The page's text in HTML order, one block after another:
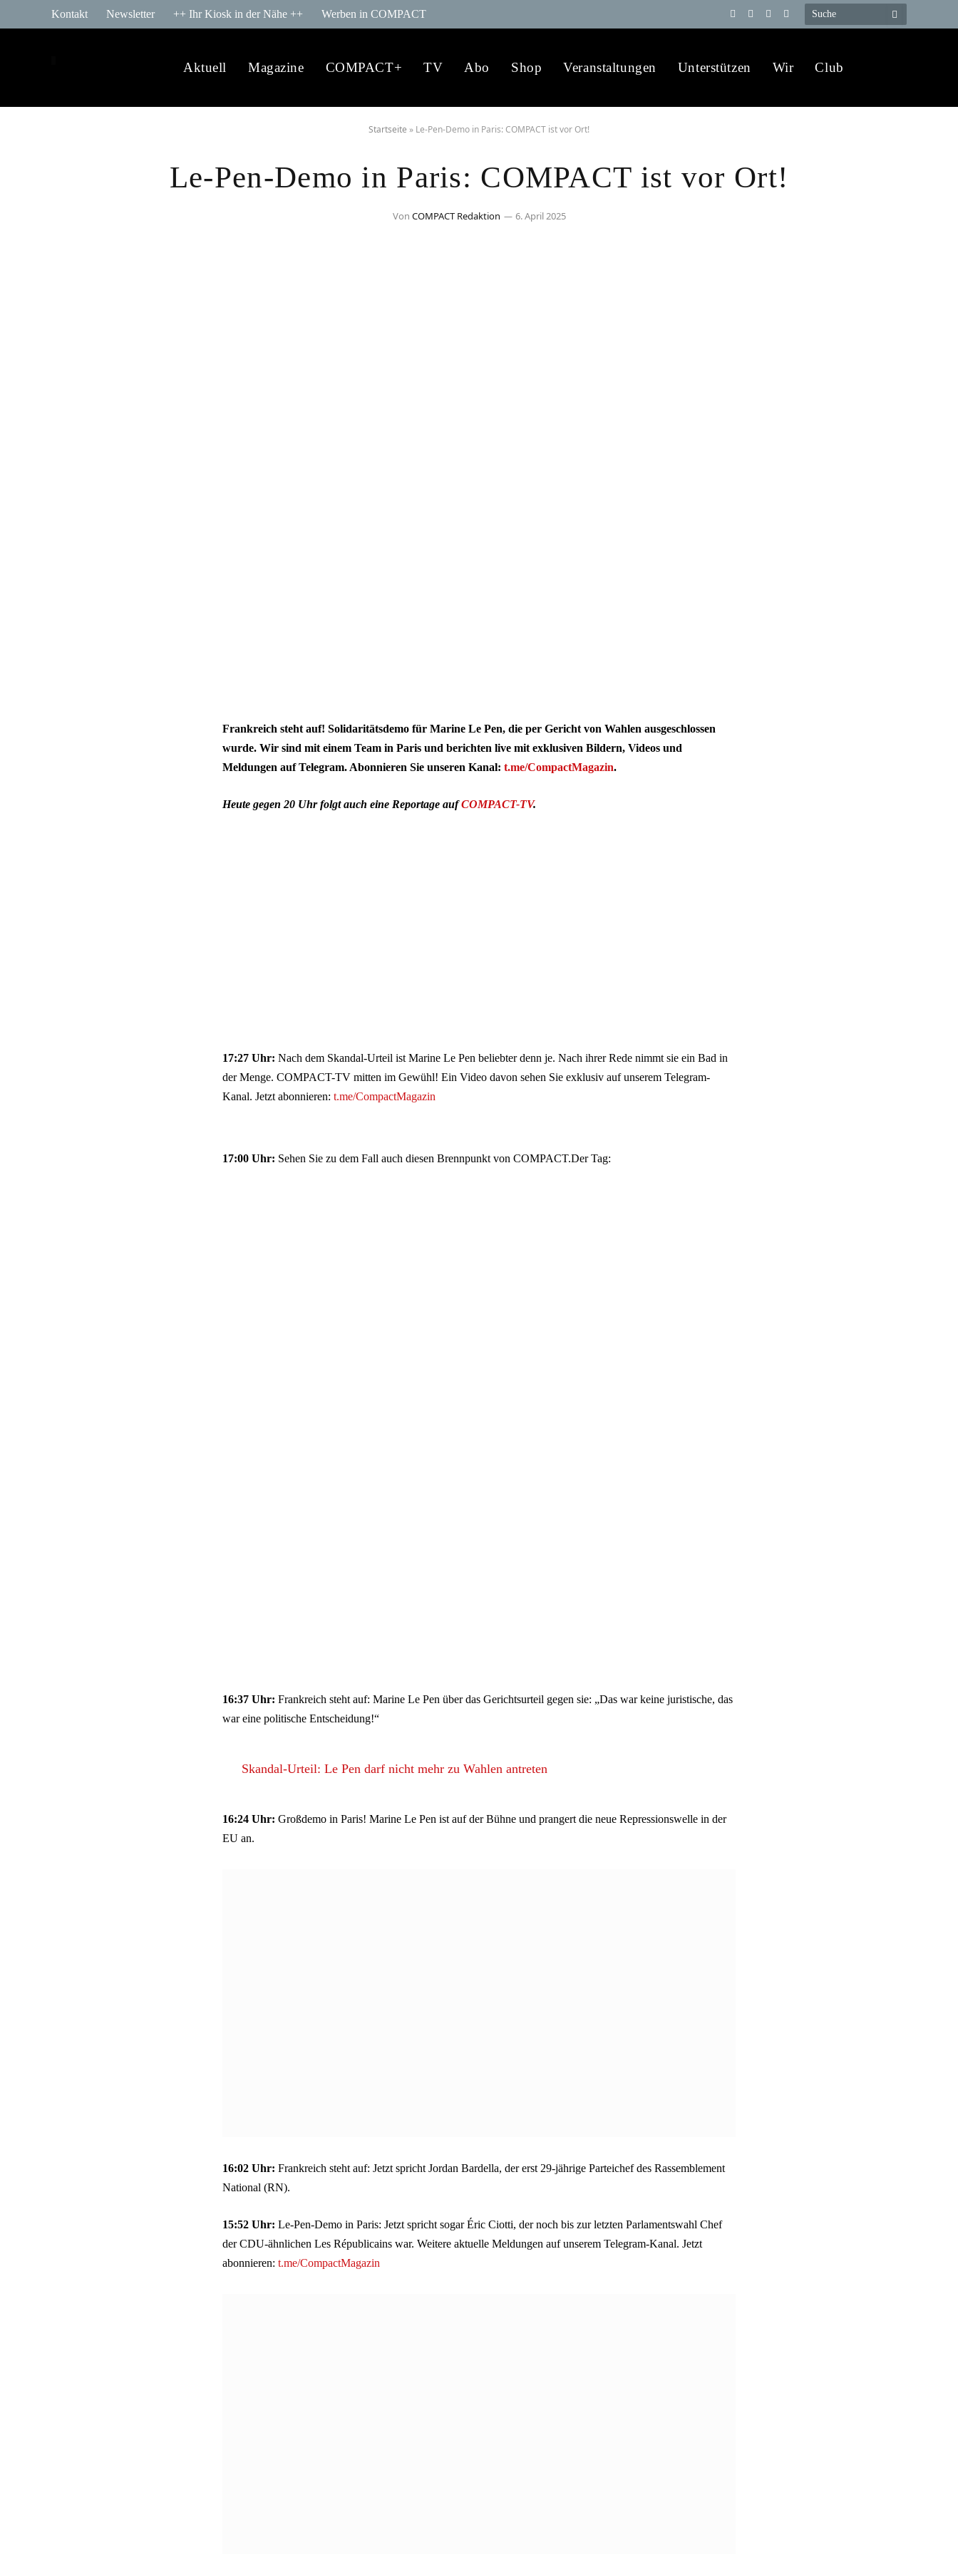
Kontakt Newsletter ++ Ihr Kiosk in der Nähe ++ Werben in COMPACT
Telegram
YouTube
X
WhatsApp
Aktuell Magazine COMPACT+ TV Abo Shop Veranstaltungen Unterstützen Wir Club
Startseite » Le-Pen-Demo in Paris: COMPACT ist vor Ort!
Le-Pen-Demo in Paris: COMPACT ist vor Ort!
Von COMPACT Redaktion 6. April 2025
Frankreich steht auf! Solidaritätsdemo für Marine Le Pen, die per Gericht von Wahlen ausgeschlossen
wurde. Wir sind mit einem Team in Paris und berichten live mit exklusiven Bildern, Videos und
Meldungen auf Telegram. Abonnieren Sie unseren Kanal: t.me/CompactMagazin.
Heute gegen 20 Uhr folgt auch eine Reportage aufCOMPACT-TV.
17:27 Uhr: Nach dem Skandal-Urteil ist Marine Le Pen beliebter denn je. Nach ihrer Rede nimmt sie ein Bad in
der Menge. COMPACT-TV mitten im Gewühl! Ein Video davon sehen Sie exklusiv auf unserem Telegram-
Kanal. Jetzt abonnieren: t.me/CompactMagazin
17:00 Uhr: Sehen Sie zu dem Fall auch diesen Brennpunkt von COMPACT.Der Tag:
16:37 Uhr: Frankreich steht auf: Marine Le Pen über das Gerichtsurteil gegen sie: „Das war keine juristische, das
war eine politische Entscheidung!“
Skandal-Urteil: Le Pen darf nicht mehr zu Wahlen antreten
16:24 Uhr: Großdemo in Paris! Marine Le Pen ist auf der Bühne und prangert die neue Repressionswelle in der
EU an.
16:02 Uhr: Frankreich steht auf: Jetzt spricht Jordan Bardella, der erst 29-jährige Parteichef des Rassemblement
National (RN).
15:52 Uhr: Le-Pen-Demo in Paris: Jetzt spricht sogar Éric Ciotti, der noch bis zur letzten Parlamentswahl Chef
der CDU-ähnlichen Les Républicains war. Weitere aktuelle Meldungen auf unserem Telegram-Kanal. Jetzt
abonnieren: t.me/CompactMagazin